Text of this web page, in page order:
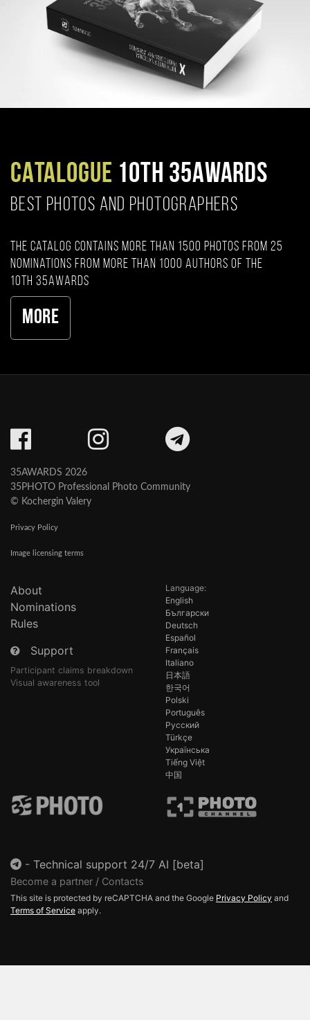
CATALOGUE 10TH 35AWARDS
BEST PHOTOS AND PHOTOGRAPHERS
The catalog contains more than 1500 photos from 25
nominations from more than 1000 authors of the
10th 35AWARDS
More
35AWARDS 2026
35PHOTO Professional Photo Community
© Kochergin Valery
Privacy Policy
Image licensing terms
About
Nominations
Rules
Support
Participant claims breakdown
Visual awareness tool
Language:
English
Български
Deutsch
Español
Français
Italiano
日本語
한국어
Polski
Português
Русский
Türkçe
Українська
Tiếng Việt
中国
- Technical support 24/7 AI [beta]
Become a partner / Contacts
This site is protected by reCAPTCHA and the Google Privacy Policy and
Terms of Service apply.